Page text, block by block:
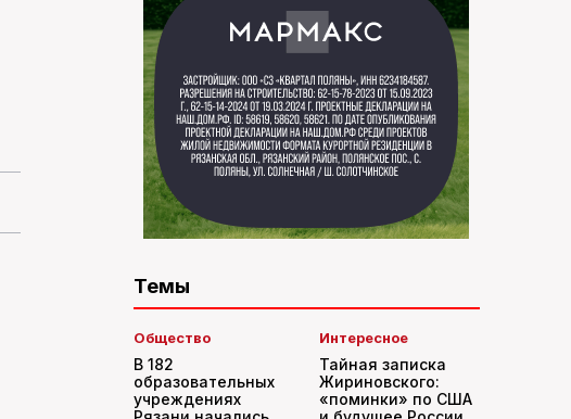
Темы
Общество
В 182
образовательных
учреждениях
Интересное
Тайная записка
Жириновского:
«поминки» по США